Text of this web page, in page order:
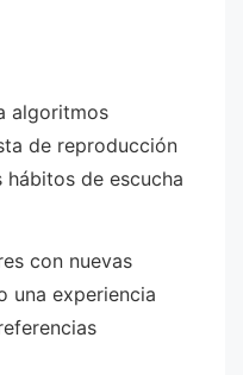
algoritmos
de reproducción
hábitos de escucha
con nuevas
una experiencia